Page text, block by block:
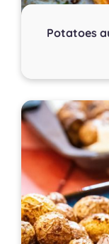
Potatoes